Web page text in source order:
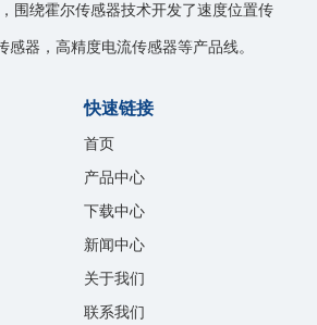
围绕霍尔传感器技术开发了速度位置传
器，高精度电流传感器等产品线。
快速链接
首页
产品中心
下载中心
新闻中心
关于我们
联系我们